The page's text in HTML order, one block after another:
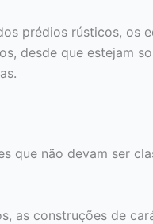
prédios rústicos, os
desde que estejam
que não devam ser
as construções de